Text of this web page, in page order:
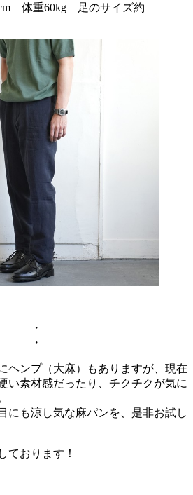
体重60kg 足のサイズ約
・
・
ヘンプ（大麻）もありますが、現在
い素材感だったり、チクチクが気に
にも涼し気な麻パンを、是非お試し
ております！